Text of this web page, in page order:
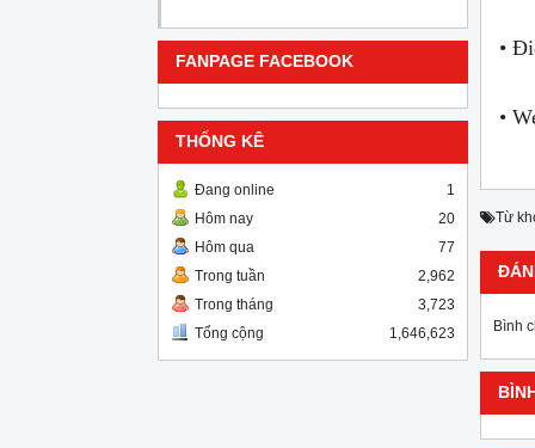
FANPAGE FACEBOOK
THỐNG KÊ
Đang online
1
Hôm nay
20
Hôm qua
77
Trong tuần
2,962
Trong tháng
3,723
Tổng cộng
1,646,623
•
•
Từ
Bình